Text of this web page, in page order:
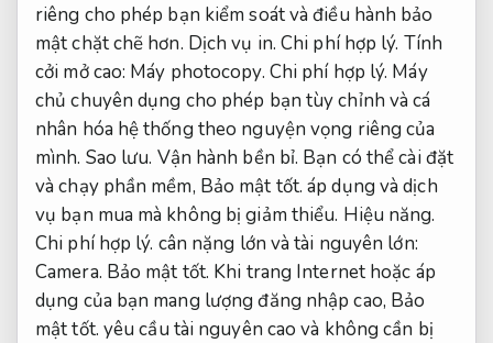
riêng cho phép bạn kiểm soát và điều hành bảo
mật chặt chẽ hơn. Dịch vụ in. Chi phí hợp lý. Tính
cởi mở cao: Máy photocopy. Chi phí hợp lý. Máy
chủ chuyên dụng cho phép bạn tùy chỉnh và cá
nhân hóa hệ thống theo nguyện vọng riêng của
mình. Sao lưu. Vận hành bền bỉ. Bạn có thể cài đặt
và chạy phần mềm, Bảo mật tốt. áp dụng và dịch
vụ bạn mua mà không bị giảm thiểu. Hiệu năng.
Chi phí hợp lý. cân nặng lớn và tài nguyên lớn:
Camera. Bảo mật tốt. Khi trang Internet hoặc áp
dụng của bạn mang lượng đăng nhập cao, Bảo
mật tốt. yêu cầu tài nguyên cao và không cần bị